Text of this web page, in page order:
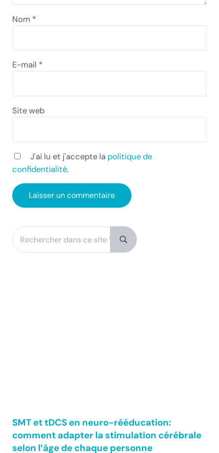
Nom *
E-mail *
Site web
J'ai lu et j'accepte la politique de
confidentialité.
Sidebar
Rechercher dans ce site Web
Submit search
SMT et tDCS en neuro-rééducation:
comment adapter la stimulation cérébrale
selon l’âge de chaque personne